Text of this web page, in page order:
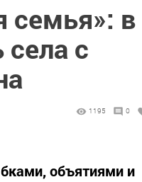
семья»: в
с
1195 0
объятиями и